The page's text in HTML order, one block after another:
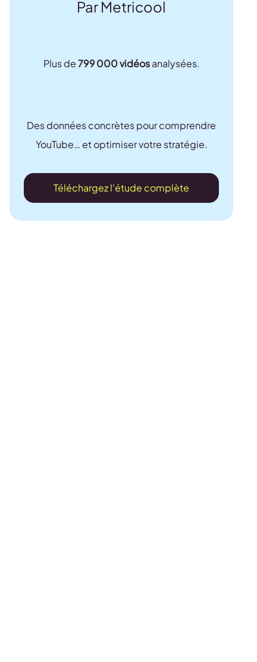
Par Metricool
Plus de799 000 vidéosanalysées.
Des données concrètes pour comprendre
YouTube… et optimiser votre stratégie.
Téléchargez l'étude complète